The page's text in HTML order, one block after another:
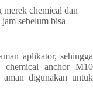
merek chemical dan
sebelum bisa
aplikator, sehingga
chemical anchor M10
digunakan untuk